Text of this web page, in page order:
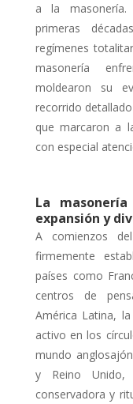
a la
primeras
regímenes
masonería
moldearon su
recorrido
que marcaron a
con especial
La
expansión y
A comienzos
firmemente
países como
centros de
América Latina,
activo en los
mundo
y Reino Unido,
conservadora y